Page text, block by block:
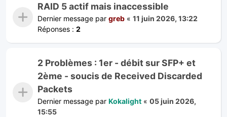
RAID 5 actif mais inaccessible
Dernier message par greb « 11 juin 2026, 13:22
Réponses : 2
2 Problèmes : 1er - débit sur SFP+ et
2ème - soucis de Received Discarded
Packets
Dernier message par Kokalight « 05 juin 2026,
15:55